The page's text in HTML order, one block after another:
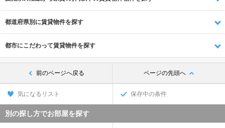
都道府県別に賃貸物件を探す
都市にこだわって賃貸物件を探す
前のページへ戻る ページの先頭へ
気になるリスト 保存中の条件
別の探し方でお部屋を探す